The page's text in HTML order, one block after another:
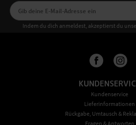
Indem du dich anmeldest, akzeptierst du
Kundenservice
Lieferinformationen
Rückgabe, Umtausch &
Fragen & Antworten